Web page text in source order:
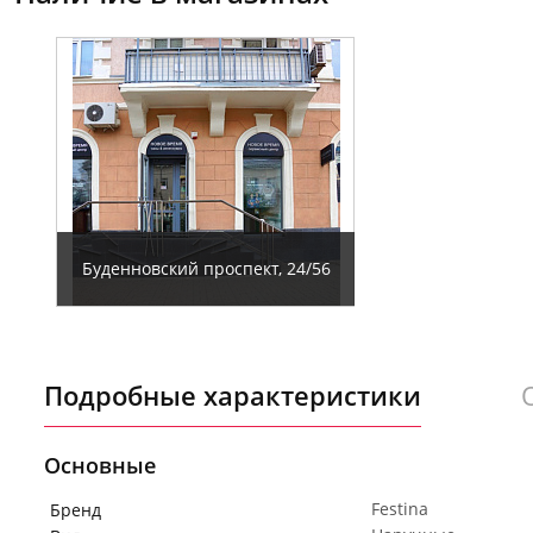
Буденновский проспект, 24/56
Подробные характеристики
Основные
Бренд
Festina